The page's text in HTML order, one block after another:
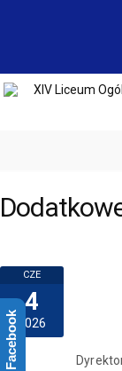
CZE
4
2026
Facebook